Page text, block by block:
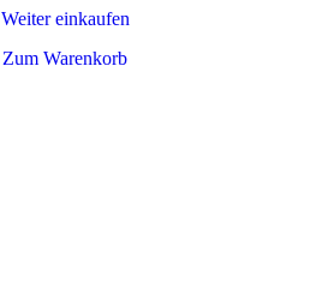
Zum Warenkorb
Weiter einkaufen